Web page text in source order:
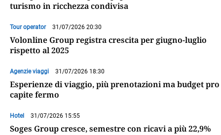
turismo in ricchezza condivisa
Tour operator 31/07/2026 20:30
Volonline Group registra crescita per giugno-luglio
rispetto al 2025
Agenzie viaggi 31/07/2026 18:30
Esperienze di viaggio, più prenotazioni ma budget pro
capite fermo
Hotel 31/07/2026 15:55
Soges Group cresce, semestre con ricavi a più 22,9%